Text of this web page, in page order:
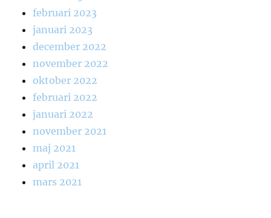
februari 2023
januari 2023
december 2022
november 2022
oktober 2022
februari 2022
januari 2022
november 2021
maj 2021
april 2021
mars 2021